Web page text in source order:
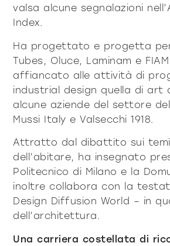
valsa alcune segnalazioni
Index.
Ha progettato e progetta
Tubes, Oluce, Laminam e
affiancato alle attività di
industrial design quella di art
alcune aziende del settore
Mussi Italy e Valsecchi 1918.
Attratto dal dibattito sui
dell’abitare, ha insegnato
Politecnico di Milano e la
inoltre collabora con la
Design Diffusion World – in
dell’architettura.
Una carriera costellata di